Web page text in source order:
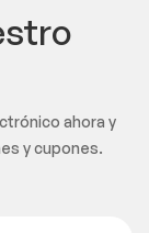
ahora y
y cupones.